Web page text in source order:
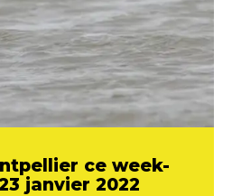
ce week-
janvier 2022